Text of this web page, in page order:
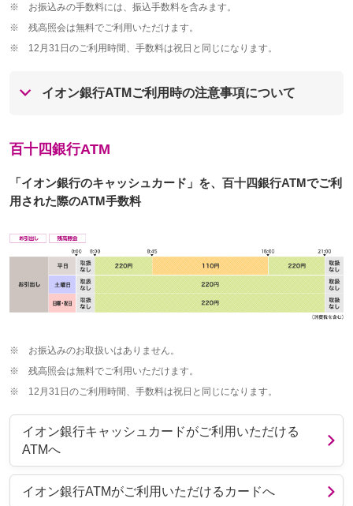
※
お振込みの手数料には、振込手数料を含みます。
※
残高照会は無料でご利用いただけます。
※
12月31日のご利用時間、手数料は祝日と同じになります。
イオン銀行ATMご利用時の注意事項について
百十四銀行ATM
「イオン銀行のキャッシュカード」を、百十四銀行ATMでご利
用された際のATM手数料
※
お振込みのお取扱いはありません。
※
残高照会は無料でご利用いただけます。
※
12月31日のご利用時間、手数料は祝日と同じになります。
イオン銀行キャッシュカードがご利用いただける
ATMへ
イオン銀行ATMがご利用いただけるカードへ